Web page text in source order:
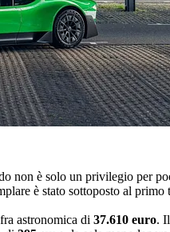
non è solo un privilegio per
è stato sottoposto al primo
astronomica di 37.610 euro.